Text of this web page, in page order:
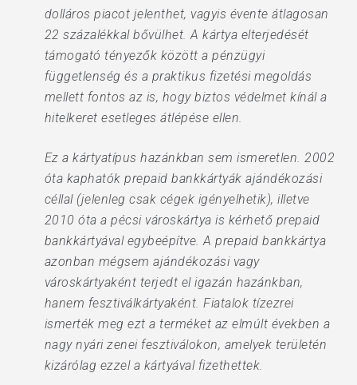
dolláros piacot jelenthet, vagyis évente átlagosan
22 százalékkal bővülhet. A kártya elterjedését
támogató tényezők között a pénzügyi
függetlenség és a praktikus fizetési megoldás
mellett fontos az is, hogy biztos védelmet kínál a
hitelkeret esetleges átlépése ellen.
Ez a kártyatípus hazánkban sem ismeretlen. 2002
óta kaphatók prepaid bankkártyák ajándékozási
céllal (jelenleg csak cégek igényelhetik), illetve
2010 óta a pécsi városkártya is kérhető prepaid
bankkártyával egybeépítve. A prepaid bankkártya
azonban mégsem ajándékozási vagy
városkártyaként terjedt el igazán hazánkban,
hanem fesztiválkártyaként. Fiatalok tízezrei
ismerték meg ezt a terméket az elmúlt években a
nagy nyári zenei fesztiválokon, amelyek területén
kizárólag ezzel a kártyával fizethettek.